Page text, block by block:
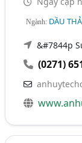
Ngành: DẦU
&#7844p
(0271)